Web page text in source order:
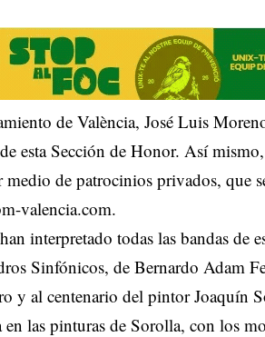
de València, José Luis
esta Sección de Honor. Así
medio de patrocinios privados, que
valencia.com.
interpretado todas las bandas de
Sinfónicos, de Bernardo Adam
y al centenario del pintor Joaquín
las pinturas de Sorolla, con los